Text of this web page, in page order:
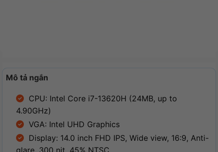
Mô tả ngắn
CPU: Intel Core i7-13620H (24MB, up to
4.90GHz)
VGA: Intel UHD Graphics
Display: 14.0 inch FHD IPS, Wide view, 16:9, Anti-
glare, 300 nit, 45% NTSC